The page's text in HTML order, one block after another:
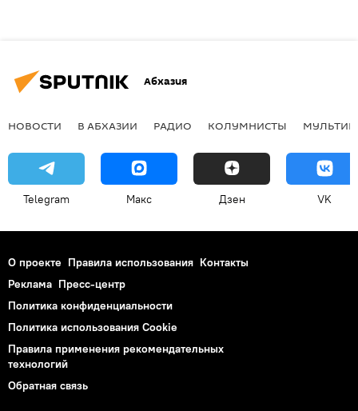
Абхазия
НОВОСТИ В АБХАЗИИ РАДИО КОЛУМНИСТЫ
Telegram Макс Дзен VK
О проекте Правила использования Контакты
Реклама Пресс-центр
Политика конфиденциальности
Политика использования Cookie
Правила применения рекомендательных
технологий
Обратная связь